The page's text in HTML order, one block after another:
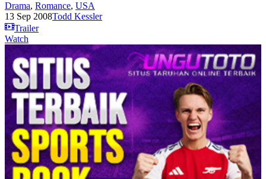
Drama, Romance, USA
13 Sep 2008Todd Kessler
Trailer
Watch